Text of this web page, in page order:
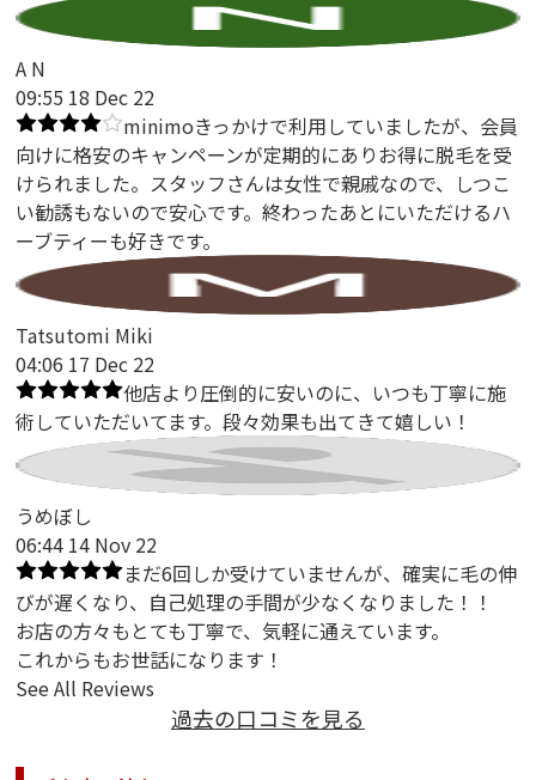
A N
09:55 18 Dec 22
minimoきっかけで利用していましたが、会員
向けに格安のキャンペーンが定期的にありお得に脱毛を受
けられました。スタッフさんは女性で親戚なので、しつこ
い勧誘もないので安心です。終わったあとにいただけるハ
ーブティーも好きです。
Tatsutomi Miki
04:06 17 Dec 22
他店より圧倒的に安いのに、いつも丁寧に施
術していただいてます。段々効果も出てきて嬉しい！
うめぼし
06:44 14 Nov 22
まだ6回しか受けていませんが、確実に毛の伸
びが遅くなり、自己処理の手間が少なくなりました！！
お店の方々もとても丁寧で、気軽に通えています。
これからもお世話になります！
See All Reviews
過去の口コミを見る